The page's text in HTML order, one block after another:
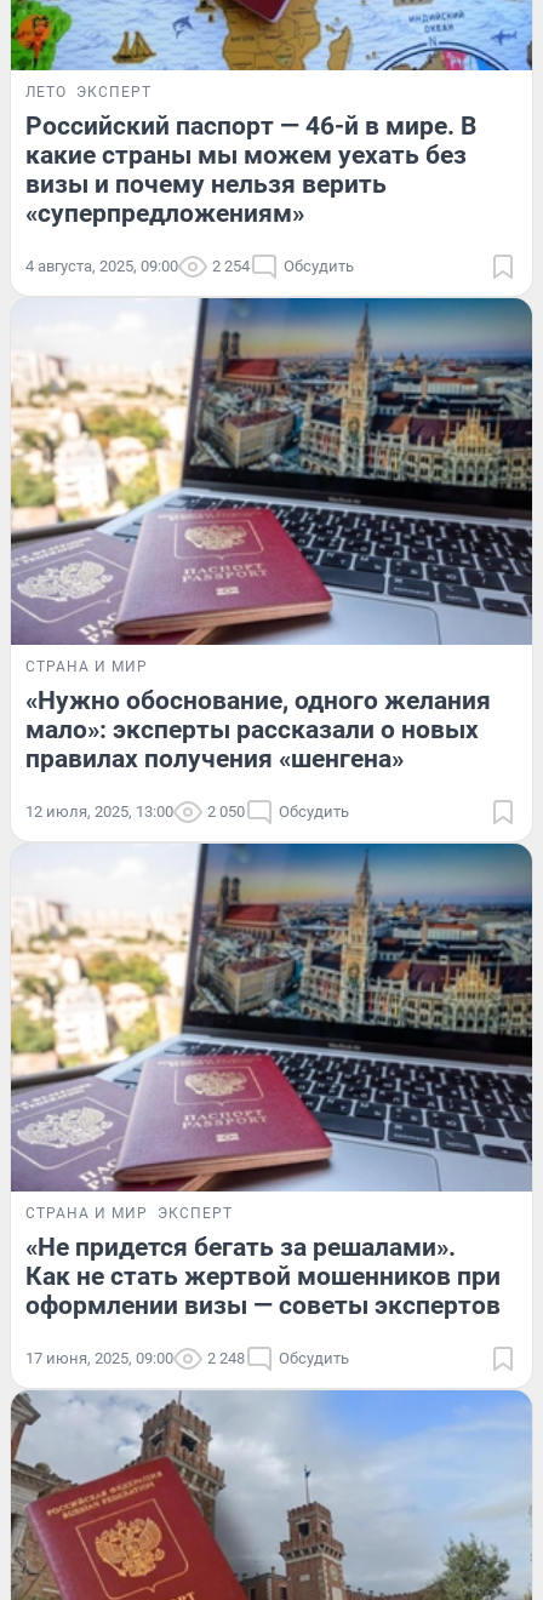
ЛЕТО ЭКСПЕРТ
Российский паспорт — 46-й в мире. В
какие страны мы можем уехать без
визы и почему нельзя верить
«суперпредложениям»
4 августа, 2025, 09:00 2 254 Обсудить
СТРАНА И МИР
«Нужно обоснование, одного желания
мало»: эксперты рассказали о новых
правилах получения «шенгена»
12 июля, 2025, 13:00 2 050 Обсудить
СТРАНА И МИР ЭКСПЕРТ
«Не придется бегать за решалами».
Как не стать жертвой мошенников при
оформлении визы — советы экспертов
17 июня, 2025, 09:00 2 248 Обсудить